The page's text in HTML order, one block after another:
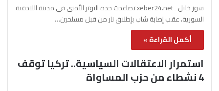
سوز خليل ـ xeber24.net تصاعدت حدة التوتر الأمني في مدينة اللاذقية
السورية، عقب إصابة شاب بإطلاق نار من قبل مسلحين…
أكمل القراءة »
استمرار الاعتقالات السياسية.. تركيا توقف
4 نشطاء من حزب المساواة